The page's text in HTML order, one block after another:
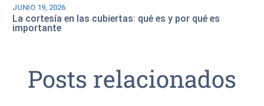
JUNIO 19, 2026
La cortesía en las cubiertas: qué es y por qué es
importante
Posts relacionados